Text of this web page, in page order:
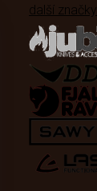
další značky